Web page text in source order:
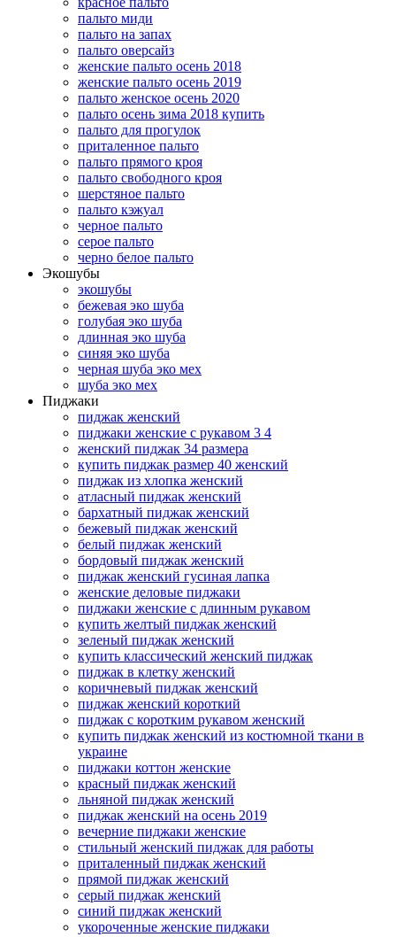
пальто миди
пальто на запах
пальто оверсайз
женские пальто осень 2018
женские пальто осень 2019
пальто женское осень 2020
пальто осень зима 2018 купить
пальто для прогулок
приталенное пальто
пальто прямого кроя
пальто свободного кроя
шерстяное пальто
пальто кэжуал
черное пальто
серое пальто
черно белое пальто
Экошубы
экошубы
бежевая эко шуба
голубая эко шуба
длинная эко шуба
синяя эко шуба
черная шуба эко мех
шуба эко мех
Пиджаки
пиджак женский
пиджаки женские с рукавом 3 4
женский пиджак 34 размера
купить пиджак размер 40 женский
пиджак из хлопка женский
атласный пиджак женский
бархатный пиджак женский
бежевый пиджак женский
белый пиджак женский
бордовый пиджак женский
пиджак женский гусиная лапка
женские деловые пиджаки
пиджаки женские с длинным рукавом
купить желтый пиджак женский
зеленый пиджак женский
купить классический женский пиджак
пиджак в клетку женский
коричневый пиджак женский
пиджак женский короткий
пиджак с коротким рукавом женский
купить пиджак женский из костюмной ткани в
украине
пиджаки коттон женские
красный пиджак женский
льняной пиджак женский
пиджак женский на осень 2019
вечерние пиджаки женские
стильный женский пиджак для работы
приталенный пиджак женский
прямой пиджак женский
серый пиджак женский
синий пиджак женский
укороченные женские пиджаки